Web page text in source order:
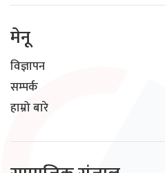
मेनू
विज्ञापन
सम्पर्क
हाम्रो बारे